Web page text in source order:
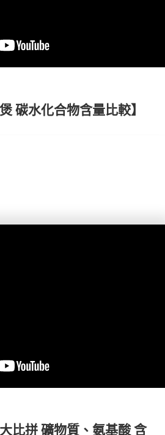
碳水化合物含量比較】
比拼 礦物質、氨基酸 含